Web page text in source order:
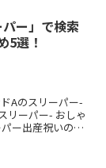
パー」で検索
5選！
Aのスリーパー-
リーパー- おしゃ
ー出産祝いのプ